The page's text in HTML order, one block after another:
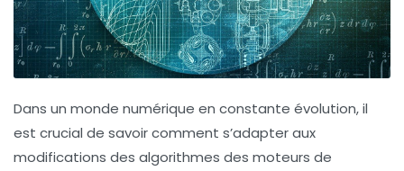
Dans un monde numérique en constante évolution, il
est crucial de savoir comment s’adapteraux
modifications des algorithmes des moteurs de